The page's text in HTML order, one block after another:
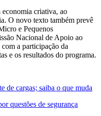
criativa, ao
O novo texto também prevê
e Pequenos
Nacional de Apoio ao
a participação da
e os resultados do programa.
de cargas; saiba o que muda
questões de segurança